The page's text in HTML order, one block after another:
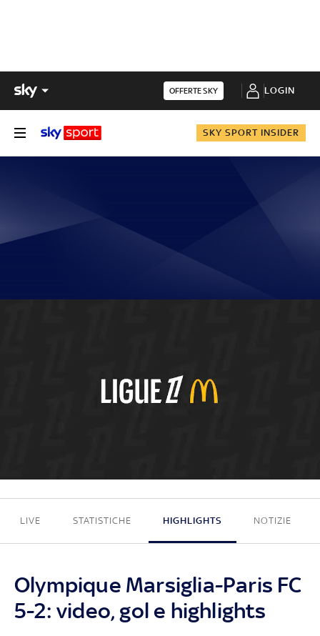
OFFERTE SKY LOGIN
SKY SPORT INSIDER
5 - 2
LIVE STATISTICHE HIGHLIGHTS NOTIZIE
Olympique Marsiglia-Paris FC
5-2: video, gol e highlights